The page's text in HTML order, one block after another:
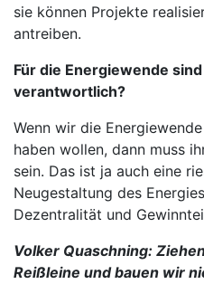
sie können Projekte
antreiben.
Für die Energiewende
verantwortlich?
Wenn wir die
haben wollen, dann muss
sein. Das ist ja auch eine
Neugestaltung des
Dezentralität und
Volker Quaschning:
Reißleine und bauen wir